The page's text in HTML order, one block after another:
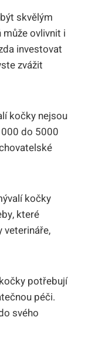
skvělým
ovlivnit i
investovat
zvážit
kočky nejsou
do 5000
kočky
které
veterináře,
potřebují
péči.
svého